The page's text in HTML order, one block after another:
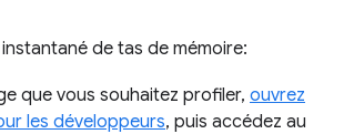
de tas de mémoire:
que vous souhaitez profiler, ouvrez
les développeurs, puis accédez au